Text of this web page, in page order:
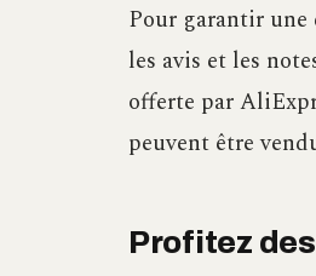
Pour garantir une
les avis et les
offerte par
peuvent être
Profitez